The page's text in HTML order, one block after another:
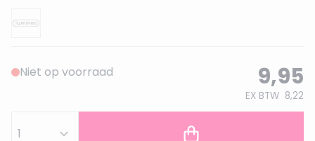
Niet op voorraad 9,95
EX BTW 8,22